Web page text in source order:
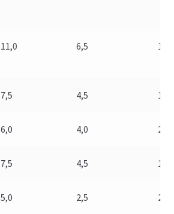
11,0 6,5
7,5 4,5
6,0 4,0
7,5 4,5
5,0 2,5